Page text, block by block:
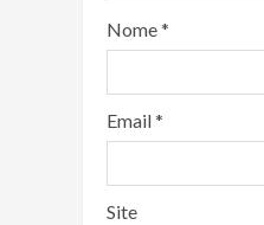
Nome*
Email*
Site